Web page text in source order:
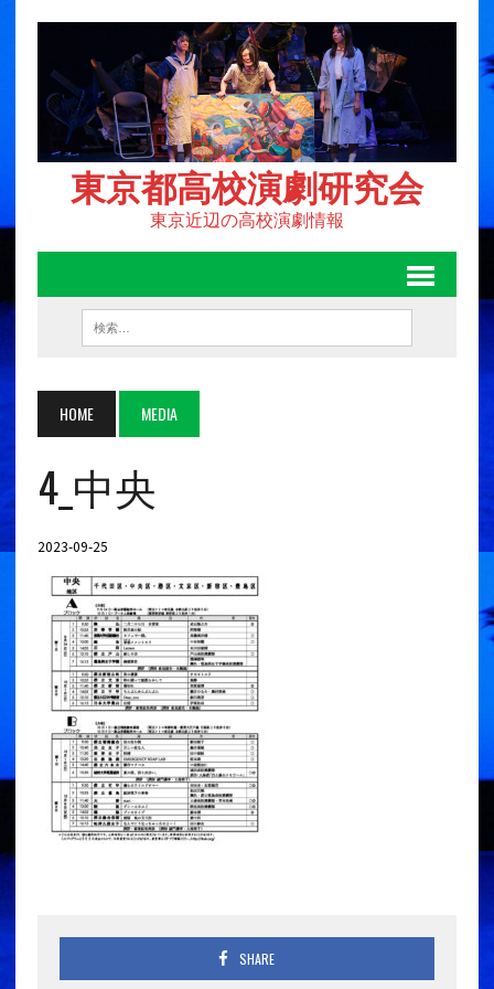
東京都高校演劇研究会
東京近辺の高校演劇情報
HOME MEDIA
4_中央
2023-09-25
SHARE